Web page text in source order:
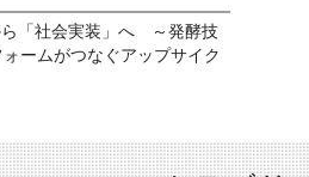
「社会実装」へ ～発酵技
ームがつなぐアップサイク